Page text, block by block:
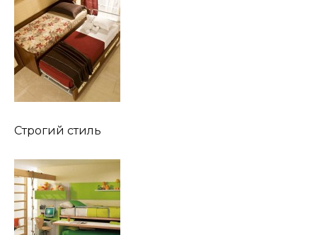
Строгий стиль